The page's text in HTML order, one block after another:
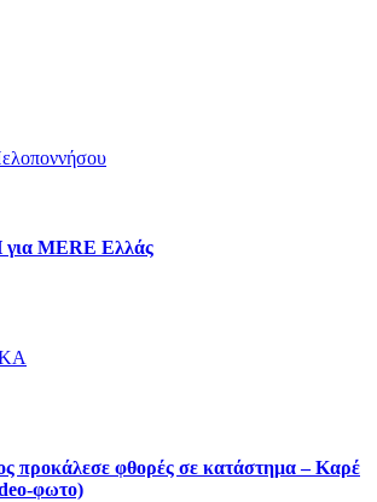
MERE Ελλάς
προκάλεσε φθορές σε κατάστημα – Καρέ
φωτο)